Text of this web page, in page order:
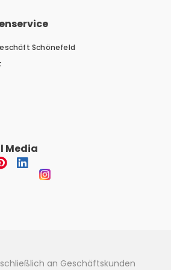
Schönefeld
Media
an Geschäftskunden